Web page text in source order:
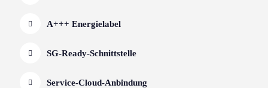
A+++ Energielabel
SG-Ready-Schnittstelle
Service-Cloud-Anbindung